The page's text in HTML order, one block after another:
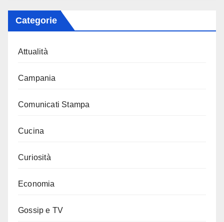
Categorie
Attualità
Campania
Comunicati Stampa
Cucina
Curiosità
Economia
Gossip e TV